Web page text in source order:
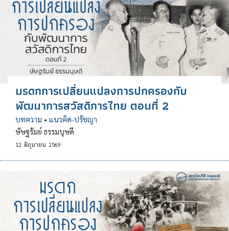
มรดกการเปลี่ยนแปลงการปกครองกับ
พัฒนาการสวัสดิการไทย ตอนที่ 2
บทความ • แนวคิด-ปรัชญา
ษัษฐรัมย์ ธรรมบุษดี
12 มิถุนายน 2569